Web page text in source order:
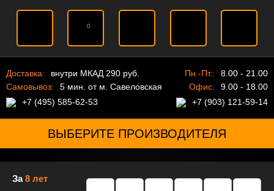
0
Доставка:
внутри МКАД 290 руб.
Самовывоз:
5 мин. от м. Савеловская
+7 (495) 585-62-53
Пн.-Пт.:
8.00 - 21.00
Офис:
9.00 - 18.00
+7 (903) 121-59-14
ВЫБЕРИТЕ ПРОИЗВОДИТЕЛЯ
За8 лет